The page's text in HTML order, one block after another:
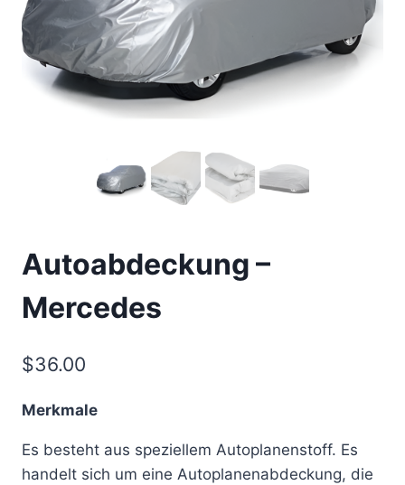
Autoabdeckung –
Mercedes
$36.00
Merkmale
Es besteht aus speziellem Autoplanenstoff. Es
handelt sich um eine Autoplanenabdeckung, die